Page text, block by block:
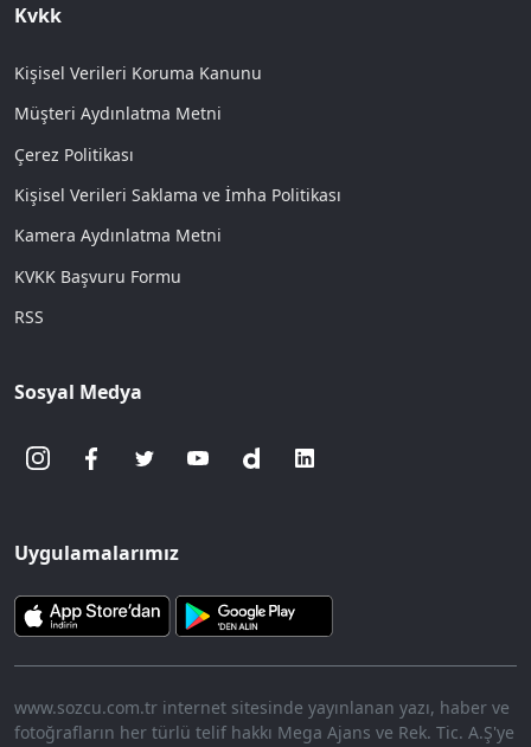
Kvkk
Kişisel Verileri Koruma Kanunu
Müşteri Aydınlatma Metni
Çerez Politikası
Kişisel Verileri Saklama ve İmha Politikası
Kamera Aydınlatma Metni
KVKK Başvuru Formu
RSS
Sosyal Medya
Uygulamalarımız
www.sozcu.com.tr internet sitesinde yayınlanan yazı, haber ve
fotoğrafların her türlü telif hakkı Mega Ajans ve Rek. Tic. A.Ş'ye